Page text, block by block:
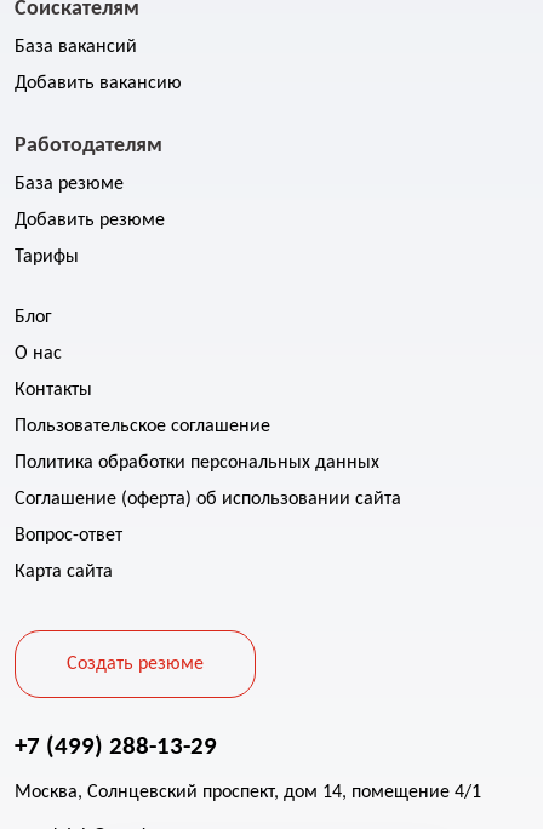
Соискателям
База вакансий
Добавить вакансию
Работодателям
База резюме
Добавить резюме
Тарифы
Блог
О нас
Контакты
Пользовательское соглашение
Политика обработки персональных данных
Соглашение (оферта) об использовании сайта
Вопрос-ответ
Карта сайта
Создать резюме
+7 (499) 288-13-29
Москва, Солнцевский проспект, дом 14, помещение 4/1